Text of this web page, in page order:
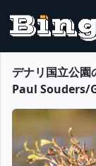
デナリ国立公
Paul Souders/